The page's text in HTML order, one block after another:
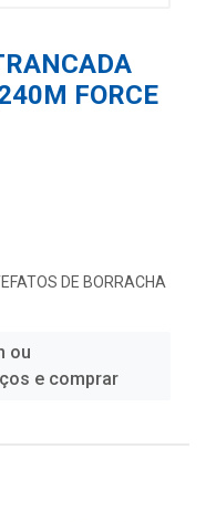
FORCE
DE BORRACHA
ou
e comprar